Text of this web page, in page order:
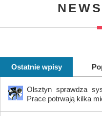
Ostatnie wpisy
Olsztyn sprawdza
Prace potrwają kilka